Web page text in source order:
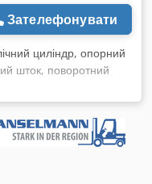
Зателефонувати
циліндр, опорний
шток, поворотний
дії, хід 160
жаль, без маркування
Ø 25 мм -